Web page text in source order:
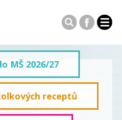
MŠ 2026/27
receptů